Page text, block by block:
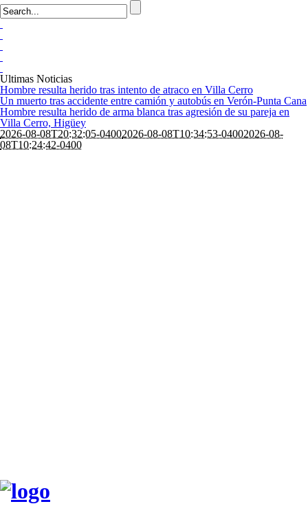
Ultimas Noticias
Hombre resulta herido tras intento de atraco en Villa Cerro
Un muerto tras accidente entre camión y autobús en Verón-Punta Cana
Hombre resulta herido de arma blanca tras agresión de su pareja en
Villa Cerro, Higüey
2026-08-08T20:32:05-04002026-08-08T10:34:53-04002026-08-
08T10:24:42-0400